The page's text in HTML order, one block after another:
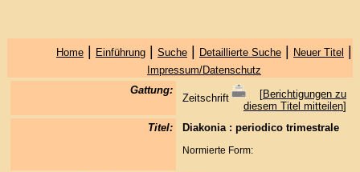
Home| Einführung| Suche| Detaillierte Suche| Neuer Titel |
Impressum/Datenschutz
Gattung:
Zeitschrift [Berichtigungen zu
diesem Titel mitteilen]
Titel:
Diakonia : periodico trimestrale
Normierte Form: